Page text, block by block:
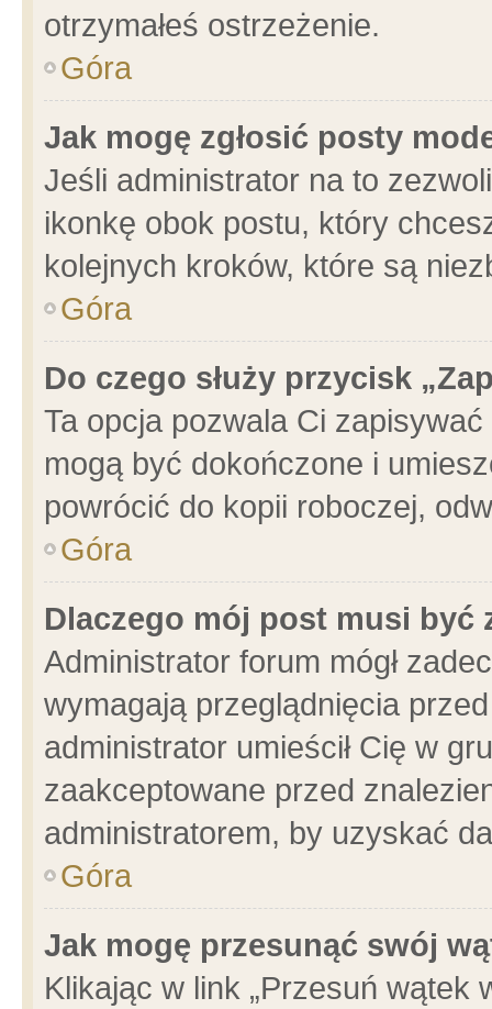
otrzymałeś ostrzeżenie.
Góra
Jak mogę zgłosić posty
Jeśli administrator na to
ikonkę obok postu, który
kolejnych kroków, które są
Góra
Do czego służy przycisk
Ta opcja pozwala Ci
mogą być dokończone i
powrócić do kopii roboczej,
Góra
Dlaczego mój post musi być
Administrator forum mógł
wymagają przeglądnięcia
administrator umieścił Cię w
zaakceptowane przed
administratorem, by uzyskać
Góra
Jak mogę przesunąć swój
Klikając w link „Przesuń wątek